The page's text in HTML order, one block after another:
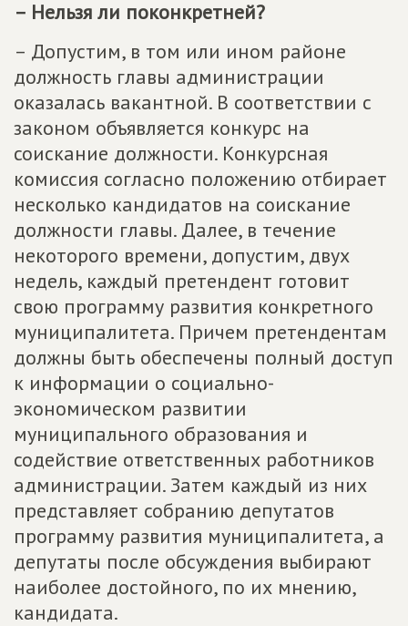
– Нельзя ли поконкретней?
– Допустим, в том или ином районе
должность главы администрации
оказалась вакантной. В соответствии с
законом объявляется конкурс на
соискание должности. Конкурсная
комиссия согласно положению отбирает
несколько кандидатов на соискание
должности главы. Далее, в течение
некоторого времени, допустим, двух
недель, каждый претендент готовит
свою программу развития конкретного
муниципалитета. Причем претендентам
должны быть обеспечены полный доступ
к информации о социально-
экономическом развитии
муниципального образования и
содействие ответственных работников
администрации. Затем каждый из них
представляет собранию депутатов
программу развития муниципалитета, а
депутаты после обсуждения выбирают
наиболее достойного, по их мнению,
кандидата.